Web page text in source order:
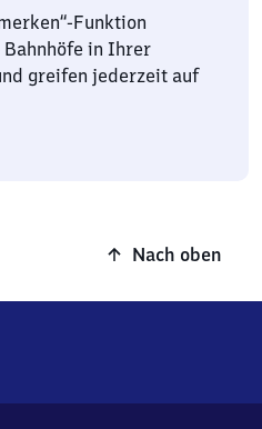
Funktion
in Ihrer
greifen jederzeit auf
Nach oben